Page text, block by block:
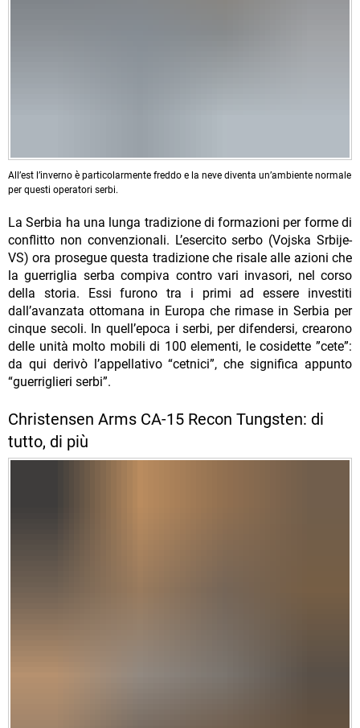
All’est l’inverno è particolarmente freddo e la neve diventa un’ambiente normale
per questi operatori serbi.
La Serbia ha una lunga tradizione di formazioni per forme di
conflitto non convenzionali. L’esercito serbo (Vojska Srbije-
VS) ora prosegue questa tradizione che risale alle azioni che
la guerriglia serba compiva contro vari invasori, nel corso
della storia. Essi furono tra i primi ad essere investiti
dall’avanzata ottomana in Europa che rimase in Serbia per
cinque secoli. In quell’epoca i serbi, per difendersi, crearono
delle unità molto mobili di 100 elementi, le cosidette ”cete”:
da qui derivò l’appellativo “cetnici”, che significa appunto
“guerriglieri serbi”.
Christensen Arms CA-15 Recon Tungsten: di
tutto, di più